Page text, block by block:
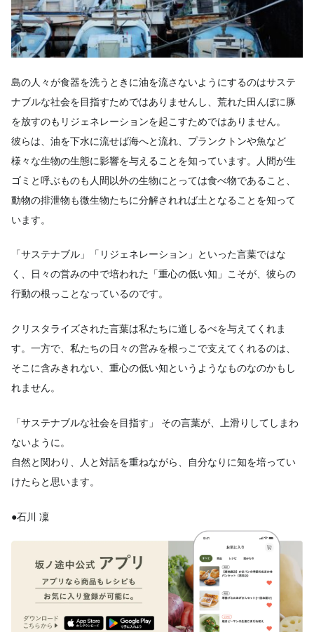
島の人々が食器を洗うときに油を流さないようにするのはサステ
ナブルな社会を目指すためではありませんし、荒れた田んぼに豚
を放すのもリジェネレーションを起こすためではありません。
彼らは、油を下水に流せば海へと流れ、プランクトンや魚など
様々な生物の生態に影響を与えることを知っています。人間が生
ゴミと呼ぶものも人間以外の生物にとっては食べ物であること、
動物の排泄物も微生物たちに分解されれば土となることを知って
います。
「サステナブル」「リジェネレーション」といった言葉ではな
く、日々の営みの中で培われた「重心の低い知」こそが、彼らの
行動の根っことなっているのです。
クリスタライズされた言葉は私たちに道しるべを与えてくれま
す。一方で、私たちの日々の営みを根っこで支えてくれるのは、
そこに含みきれない、重心の低い知というようなものなのかもし
れません。
「サステナブルな社会を目指す」 その言葉が、上滑りしてしまわ
ないように。
自然と関わり、人と対話を重ねながら、自分なりに知を培ってい
けたらと思います。
●石川 凜